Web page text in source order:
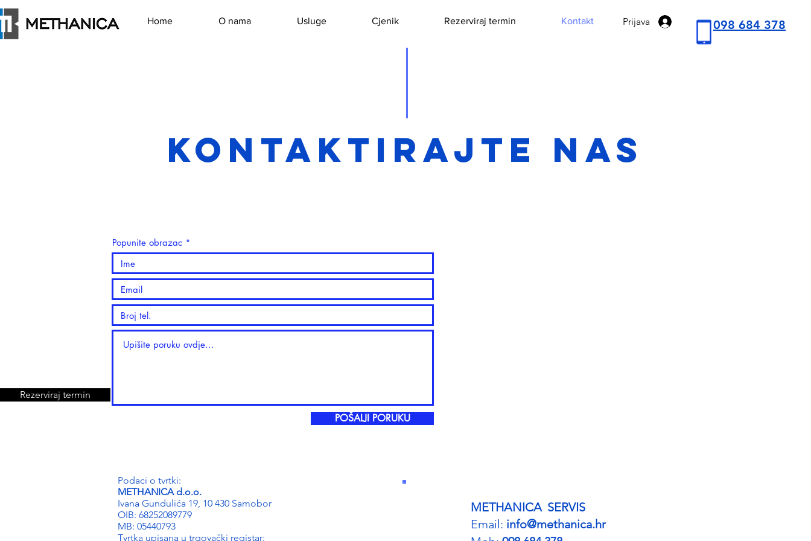
Home O nama Usluge Cjenik Rezerviraj termin Kontakt 098 684 378
Prijava
Rezerviraj termin
Kontaktirajte nas
Popunite obrazac
POŠALJI PORUKU
Podaci o tvrtki:
METHANICA d.o.o.
Ivana Gundulića 19, 10 430 Samobor
OIB: 68252089779
MB: 05440793
Tvrtka upisana u trgovački registar:
METHANICA SERVIS
Email: info@methanica.hr